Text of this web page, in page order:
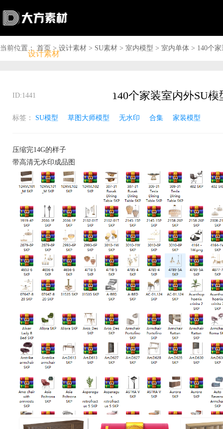
首页 设计素材 软件下载 问答资讯 商城
上传赚钱  VIP  充值 登录
当前位置：首页 >设计素材 > SU素材 > 室内模型 > 室内单体 > 140个
ID:1441
标签： SU模型 草图大师模型 无水印 合集 家装模型
压缩完14G的样子
带高清无水印成品图